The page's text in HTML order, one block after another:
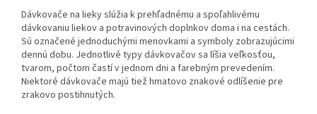
Dávkovače na lieky slúžia k prehľadnému a spoľahlivému
dávkovaniu liekov a potravinových doplnkov doma i na cestách.
Sú označené jednoduchými menovkami a symboly zobrazujúcimi
dennú dobu. Jednotlivé typy dávkovačov sa líšia veľkosťou,
tvarom, počtom častí v jednom dni a farebným prevedením.
Niektoré dávkovače majú tiež hmatovo znakové odlíšenie pre
zrakovo postihnutých.